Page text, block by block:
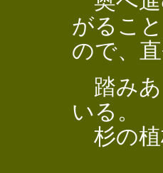
がるこ
ので、
踏みあ
いる。
杉の植